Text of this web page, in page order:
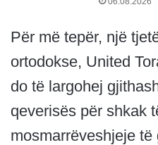
Për më tepër, një
ortodokse, United
do të largohej
qeverisës për shkak
mosmarrëveshjeje